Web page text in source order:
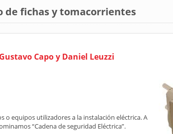
de fichas y tomacorrientes
Capo y Daniel Leuzzi
equipos utilizadores a la instalación eléctrica. A
“Cadena de seguridad Eléctrica”.